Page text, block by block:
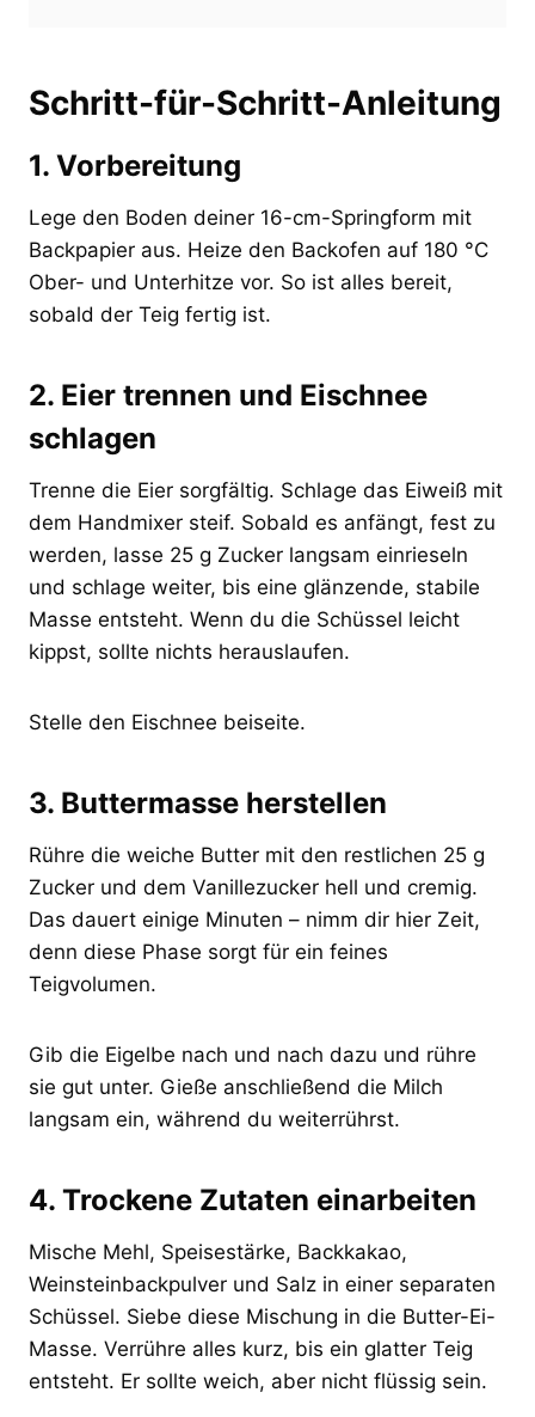
Schritt-für-Schritt-Anleitung
1. Vorbereitung
Lege den Boden deiner 16-cm-Springform mit
Backpapier aus. Heize den Backofen auf 180 °C
Ober- und Unterhitze vor. So ist alles bereit,
sobald der Teig fertig ist.
2. Eier trennen und Eischnee
schlagen
Trenne die Eier sorgfältig. Schlage das Eiweiß mit
dem Handmixer steif. Sobald es anfängt, fest zu
werden, lasse 25 g Zucker langsam einrieseln
und schlage weiter, bis eine glänzende, stabile
Masse entsteht. Wenn du die Schüssel leicht
kippst, sollte nichts herauslaufen.
Stelle den Eischnee beiseite.
3. Buttermasse herstellen
Rühre die weiche Butter mit den restlichen 25 g
Zucker und dem Vanillezucker hell und cremig.
Das dauert einige Minuten – nimm dir hier Zeit,
denn diese Phase sorgt für ein feines
Teigvolumen.
Gib die Eigelbe nach und nach dazu und rühre
sie gut unter. Gieße anschließend die Milch
langsam ein, während du weiterrührst.
4. Trockene Zutaten einarbeiten
Mische Mehl, Speisestärke, Backkakao,
Weinsteinbackpulver und Salz in einer separaten
Schüssel. Siebe diese Mischung in die Butter-Ei-
Masse. Verrühre alles kurz, bis ein glatter Teig
entsteht. Er sollte weich, aber nicht flüssig sein.